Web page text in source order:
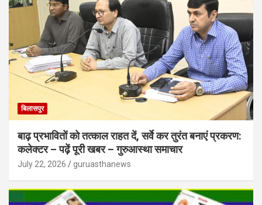
बिलासपुर
बाढ़ प्रभावितों को तत्काल राहत दें, सर्वे कर तुरंत बनाएं प्रकरण:
कलेक्टर – पढ़ें पूरी खबर – गुरुआस्था समाचार
July 22, 2026 guruasthanews